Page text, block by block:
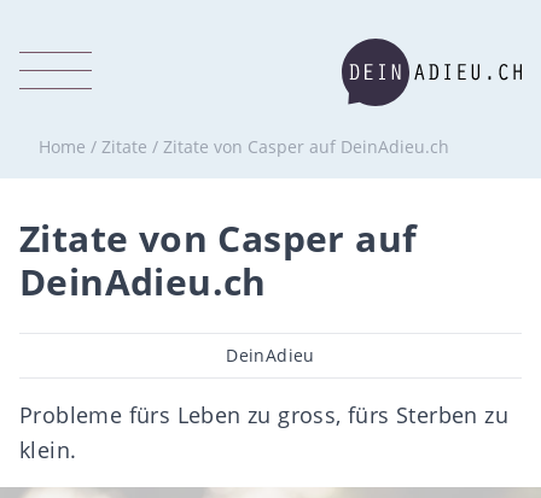
Home / Zitate / Zitate von Casper auf DeinAdieu.ch
Zitate von Casper auf
DeinAdieu.ch
Beitragsautor
DeinAdieu
Probleme fürs Leben zu gross, fürs Sterben zu
klein.